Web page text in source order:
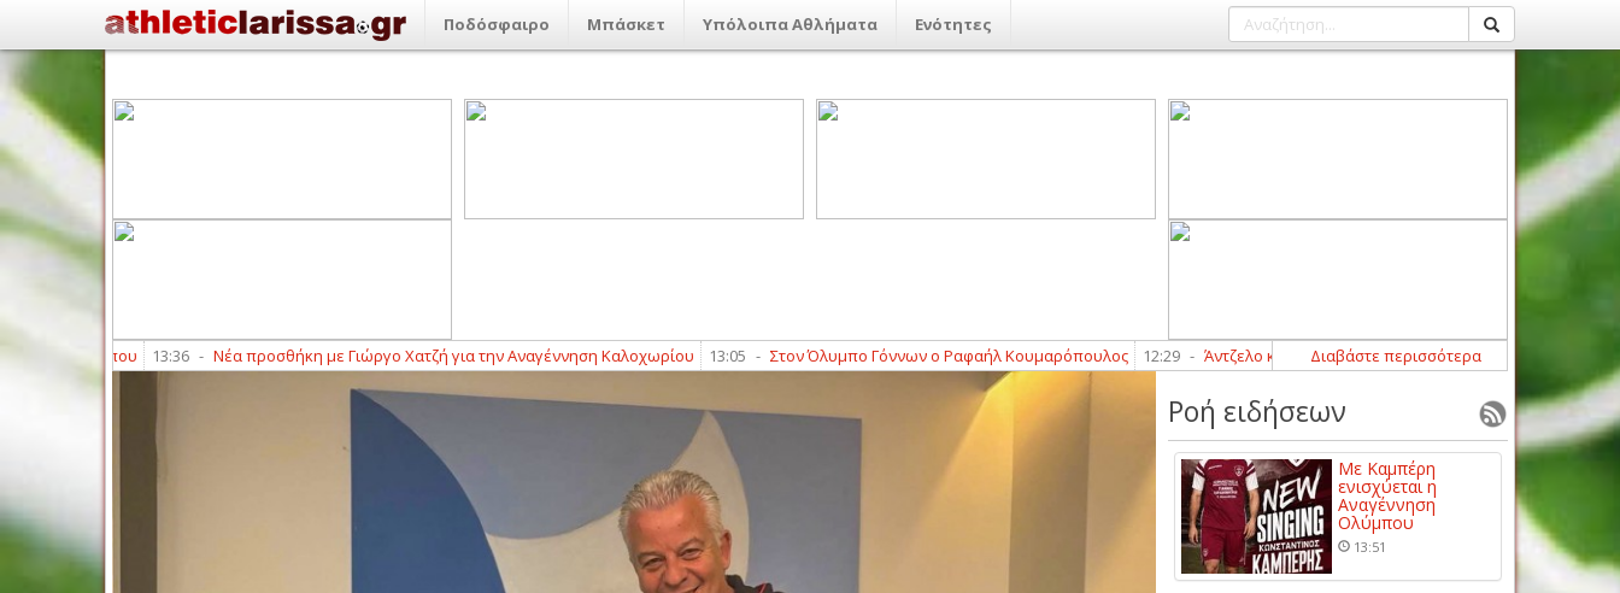
Ποδόσφαιρο Μπάσκετ Υπόλοιπα Αθλήματα Ενότητες
Ολύμπου 13:36 - Νέα προσθήκη με Γιώργο Χατζή για την Αναγέννηση Καλοχωρίου 13:05 - Στον Όλυμπο Γόννων ο Ραφαήλ Κουμαρόπουλος 12:29 - Άντζελο και Αμαντέο Φούσα στον Αχιλλέα Φαρσάλων
Διαβάστε περισσότερα
Ροή ειδήσεων
Με Καμπέρη
ενισχύεται η
Αναγέννηση
Ολύμπου
13:51